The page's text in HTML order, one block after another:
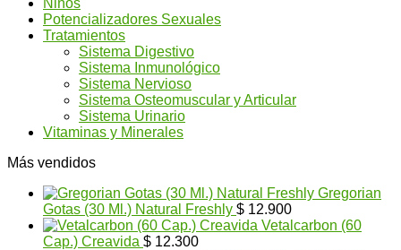
Potencializadores Sexuales
Tratamientos
Sistema Digestivo
Sistema Inmunológico
Sistema Nervioso
Sistema Osteomuscular y Articular
Sistema Urinario
Vitaminas y Minerales
Más vendidos
Gregorian
Gotas (30 Ml.) Natural Freshly $ 12.900
Vetalcarbon (60
Cap.) Creavida $ 12.300